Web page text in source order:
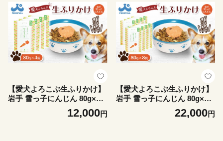
【愛犬よろこぶ生ふりかけ】
岩手 雪っ子にんじん 80g×4
ん ごはんのおとも トッピン
12,000円
【愛犬よろこぶ生ふりかけ】
岩手 雪っ子にんじん 80g×8
子にんじん ごはんのおとも
22,000円